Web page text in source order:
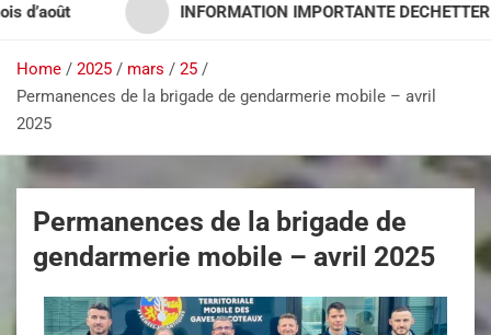
INFORMATION IMPORTANTE DECHETTERIES
Home 2025 mars
25
Permanences de la brigade de gendarmerie mobile – avril
2025
Permanences de la brigade de
gendarmerie mobile – avril 2025